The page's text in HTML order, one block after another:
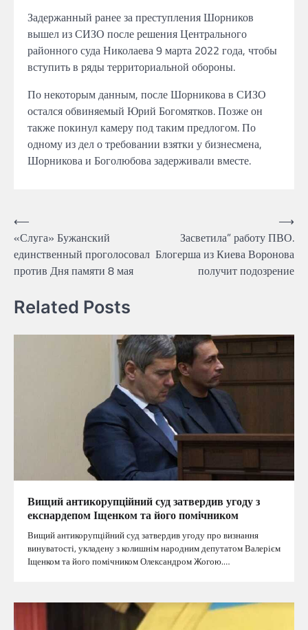
Задержанный ранееза преступления Шорников
вышел из СИЗО после решения Центрального
районного судаНиколаева 9 марта 2022 года, чтобы
вступить в ряды территориальной обороны.
По некоторым данным, после Шорниковав СИЗО
осталсяобвиняемый Юрий Богомятков. Позже он
также покинул камеру под таким предлогом.По
одному из дел о требовании взятки у бизнесмена,
Шорникова и Боголюбовазадерживали вместе.
Навігація
записів
⟵
«Слуга» Бужанский
единственный проголосовал
против Дня памяти 8 мая
Засветила” работу ПВО.
Блогерша из Киева Воронова
получит подозрение
⟶
Related Posts
Вищий антикорупційний суд затвердив угоду з
екснардепом Іщенком та його помічником
Вищий антикорупційний суд затвердив угоду про визнання
винуватості, укладену з колишнім народним депутатом Валерієм
Іщенком та його помічником Олександром Жогою.…